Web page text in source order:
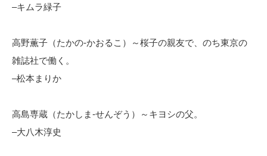
–キムラ緑子
高野薫子（たかの-かおるこ）～桜子の親友で、のち東京の
雑誌社で働く。
–松本まりか
高島専蔵（たかしま-せんぞう）～キヨシの父。
–大八木淳史